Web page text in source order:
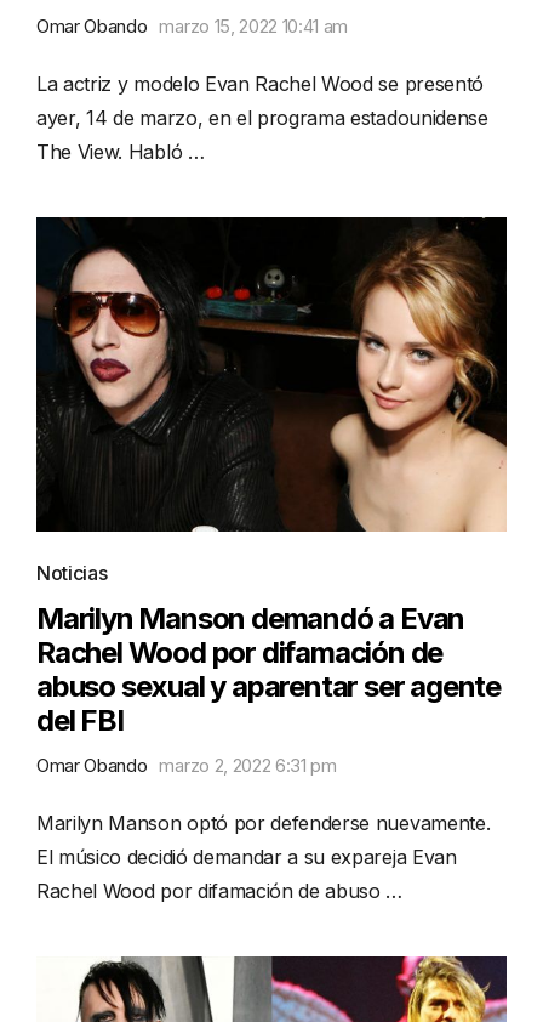
Omar Obando marzo 15, 2022 10:41 am
La actriz y modelo Evan Rachel Wood se presentó
ayer, 14 de marzo, en el programa estadounidense
The View. Habló …
Noticias
Marilyn Manson demandó a Evan
Rachel Wood por difamación de
abuso sexual y aparentar ser agente
del FBI
Omar Obando marzo 2, 2022 6:31 pm
Marilyn Manson optó por defenderse nuevamente.
El músico decidió demandar a su expareja Evan
Rachel Wood por difamación de abuso …